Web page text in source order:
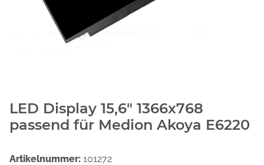
LED Display 15,6" 1366x768
passend für Medion Akoya E6220
Artikelnummer: 101272